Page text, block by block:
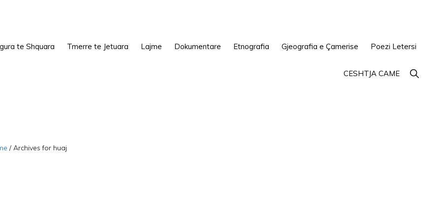
te Shquara Tmerre te Jetuara Lajme Dokumentare Etnografia Gjeografia e Çamerise Poezi Letersi
CESHTJA CAME Show
Search
/ Archives for huaj